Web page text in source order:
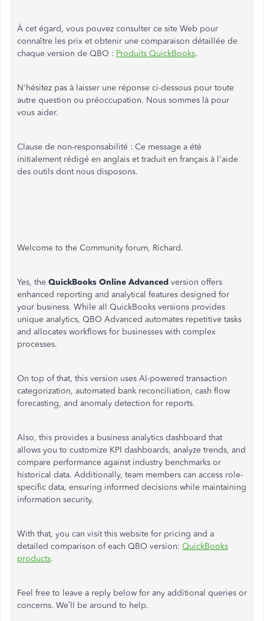
À cet égard, vous pouvez consulter ce site Web pour
connaître les prix et obtenir une comparaison détaillée de
chaque version de QBO : Produits QuickBooks.
N'hésitez pas à laisser une réponse ci-dessous pour toute
autre question ou préoccupation. Nous sommes là pour
vous aider.
Clause de non-responsabilité : Ce message a été
initialement rédigé en anglais et traduit en français à l'aide
des outils dont nous disposons.
Welcome to the Community forum, Richard.
Yes, the QuickBooks Online Advanced version offers
enhanced reporting and analytical features designed for
your business. While all QuickBooks versions provides
unique analytics, QBO Advanced automates repetitive tasks
and allocates workflows for businesses with complex
processes.
On top of that, this version uses AI-powered transaction
categorization, automated bank reconciliation, cash flow
forecasting, and anomaly detection for reports.
Also, this provides a business analytics dashboard that
allows you to customize KPI dashboards, analyze trends, and
compare performance against industry benchmarks or
historical data. Additionally, team members can access role-
specific data, ensuring informed decisions while maintaining
information security.
With that, you can visit this website for pricing and a
detailed comparison of each QBO version: QuickBooks
products.
Feel free to leave a reply below for any additional queries or
concerns. We’ll be around to help.